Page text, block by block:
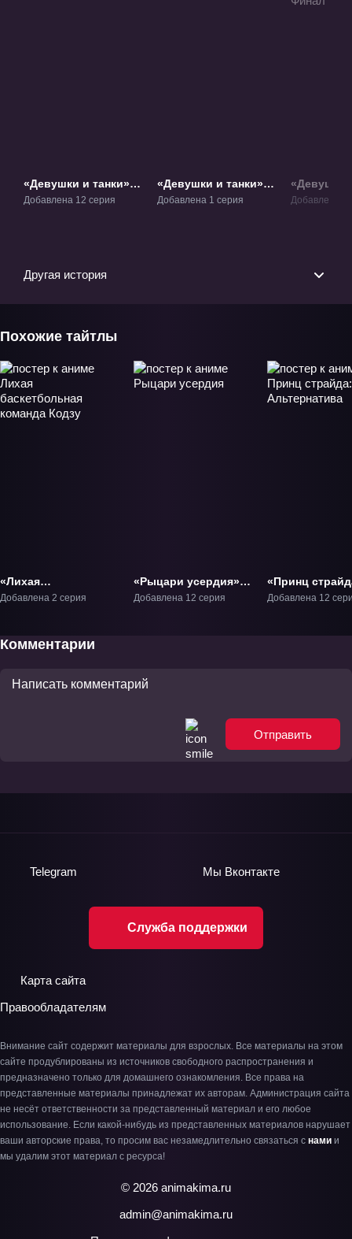
«Девушки и танки»
ТВ-1
Добавлена 12 серия
«Девушки и танки»
Фильм-1
Добавлена 1 серия
«Девушки
Финал»
Добавлена 1
Другая история
Похожие тайтлы
«Лихая
баскетбольная
Добавлена 2 серия
«Рыцари усердия»
ТВ-1
Добавлена 12 серия
«Принц
Добавлена 12
Комментарии
Отправить
Служба поддержки
Telegram Мы Вконтакте
Карта сайта
Правообладателям
Внимание сайт содержит материалы для взрослых. Все материалы на этом
сайте продублированы из источников свободного распространения и
предназначено только для домашнего ознакомления. Все права на
представленные материалы принадлежат их авторам. Администрация сайта
не несёт ответственности за представленный материал и его любое
использование. Если какой-нибудь из представленных материалов нарушает
ваши авторские права, то просим вас незамедлительно связаться с нами и
мы удалим этот материал с ресурса!
© 2026 animakima.ru
admin@animakima.ru